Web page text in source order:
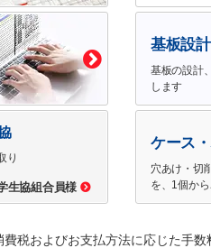
り
生協組合員様
基板設
基板の設計
します
ケース
穴あけ・切
を、1個か
税およびお支払方法に応じた手数